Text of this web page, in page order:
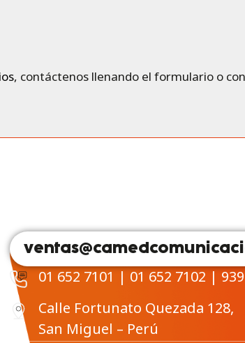
, contáctenos llenando el formulario o
01 652 7101 | 01 652 7102 |
Calle Fortunato Quezada 128,
San Miguel – Perú